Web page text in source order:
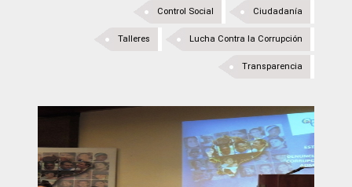
Ciudadanía
Control Social
Lucha Contra la Corrupción
Talleres
Transparencia